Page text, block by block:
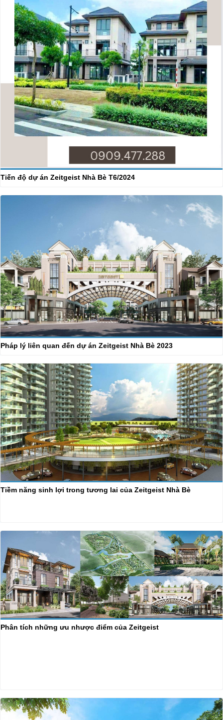
Tiến độ dự án Zeitgeist Nhà Bè T6/2024
Pháp lý liên quan đến dự án Zeitgeist Nhà Bè 2023
Tiềm năng sinh lợi trong tương lai của Zeitgeist Nhà Bè
Phân tích những ưu nhược điểm của Zeitgeist